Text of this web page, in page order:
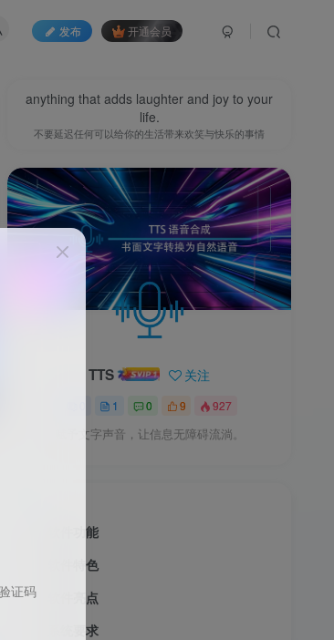
发布 开通会员
anything that adds laughter and joy to your
life.
不要延迟任何可以给你的生活带来欢笑与快乐的事情
TTS 关注
1 0 9 927
赋予文字声音，让信息无障碍流淌。
软件功能
软件特色
软件亮点
系统要求
证码